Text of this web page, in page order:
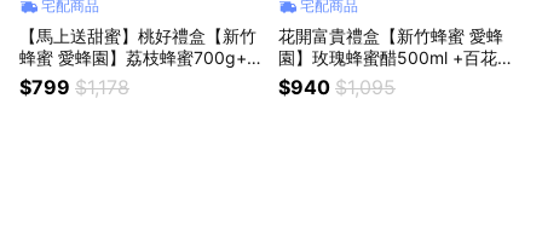
宅配商品
【馬上送甜蜜】桃好禮盒【新竹
蜂蜜 愛蜂園】荔枝蜂蜜700g+玫
瑰蜂蜜醋300ml
$799 $1,178
宅配商品
花開富貴禮盒【新竹蜂蜜 愛蜂
園】玫瑰蜂蜜醋500ml +百花蜂
蜜醋300ml
$940 $1,095